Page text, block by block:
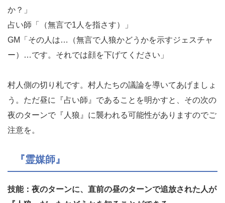
か？」
占い師「（無言で1人を指さす）」
GM「その人は…（無言で人狼かどうかを示すジェスチャ
ー）…です。それでは顔を下げてください」
村人側の切り札です。村人たちの議論を導いてあげましょ
う。ただ昼に『占い師』であることを明かすと、その次の
夜のターンで『人狼』に襲われる可能性がありますのでご
注意を。
『霊媒師』
技能：夜のターンに、直前の昼のターンで追放された人が